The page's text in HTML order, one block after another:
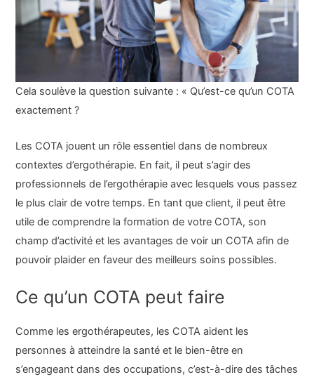
Cela soulève la question suivante : « Qu’est-ce qu’un COTA
exactement ?
Les COTA jouent un rôle essentiel dans de nombreux
contextes d’ergothérapie. En fait, il peut s’agir des
professionnels de l’ergothérapie avec lesquels vous passez
le plus clair de votre temps. En tant que client, il peut être
utile de comprendre la formation de votre COTA, son
champ d’activité et les avantages de voir un COTA afin de
pouvoir plaider en faveur des meilleurs soins possibles.
Ce qu’un COTA peut faire
Comme les ergothérapeutes, les COTA aident les
personnes à atteindre la santé et le bien-être en
s’engageant dans des occupations, c’est-à-dire des tâches